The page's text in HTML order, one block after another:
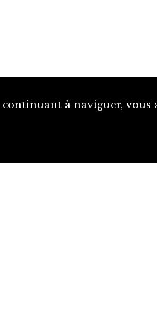
à naviguer, vous